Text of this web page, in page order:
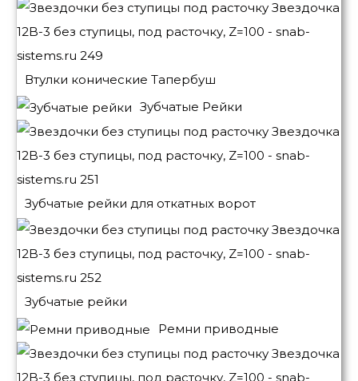
Втулки конические Тапербуш
Зубчатые Рейки
Зубчатые рейки для откатных ворот
Зубчатые рейки
Ремни приводные